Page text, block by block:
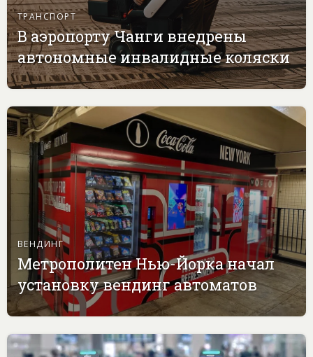
ТРАНСПОРТ
В аэропорту Чанги внедрены
автономные инвалидные коляски
ВЕНДИНГ
Метрополитен Нью-Йорка начал
установку вендинг автоматов